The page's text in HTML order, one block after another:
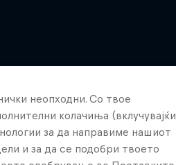
неопходни. Со твое
колачиња (вклучувајќи
за да направиме нашиот
и за да се подобри твоето